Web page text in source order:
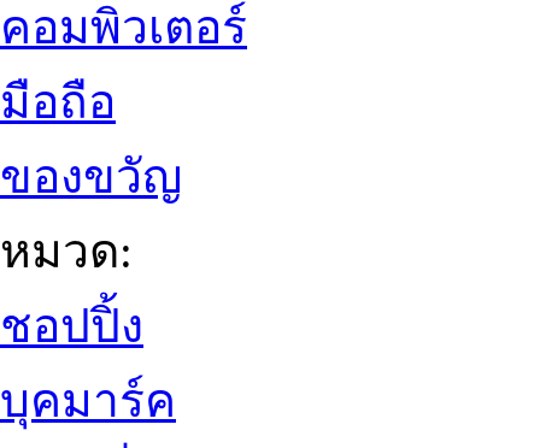
คอมพิวเตอร์
มือถือ
ของขวัญ
หมวด:
ชอปปิ้ง
บุคมาร์ค